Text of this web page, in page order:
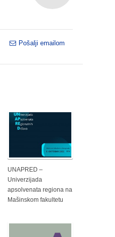
Pošalji emailom
UNAPRED –
Univerzijada
apsolvenata regiona na
Mašinskom fakultetu